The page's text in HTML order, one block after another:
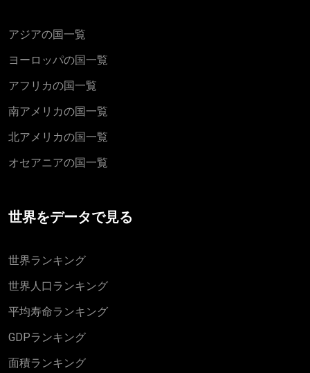
アジアの国一覧
ヨーロッパの国一覧
アフリカの国一覧
南アメリカの国一覧
北アメリカの国一覧
オセアニアの国一覧
世界をデータで見る
世界ランキング
世界人口ランキング
平均寿命ランキング
GDPランキング
面積ランキング